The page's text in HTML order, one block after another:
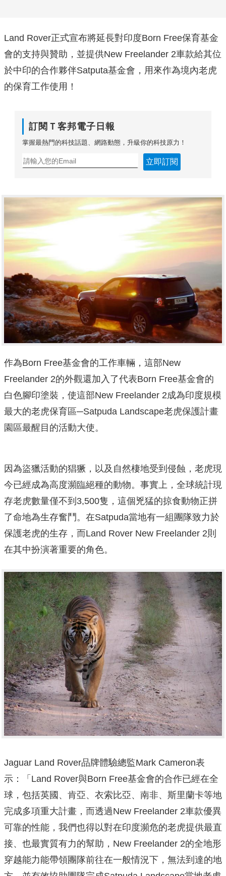
Land Rover正式宣布將延長對印度Born Free保育基金
會的支持與贊助，並提供New Freelander 2車款給其位
於中印的合作夥伴Satputa基金會，用來作為境內老虎
的保育工作使用！
訂閱Ｔ客邦電子日報
掌握最熱門的科技話題、網路動態，升級你的科技原力！
立即訂閱
作為Born Free基金會的工作車輛，這部New
Freelander 2的外觀還加入了代表Born Free基金會的
白色腳印塗裝，使這部New Freelander 2成為印度規模
最大的老虎保育區─Satpuda Landscape老虎保護計畫
園區最醒目的活動大使。
因為盜獵活動的猖獗，以及自然棲地受到侵蝕，老虎現
今已經成為高度瀕臨絕種的動物。事實上，全球統計現
存老虎數量僅不到3,500隻，這個兇猛的掠食動物正拼
了命地為生存奮鬥。在Satpuda當地有一組團隊致力於
保護老虎的生存，而Land Rover New Freelander 2則
在其中扮演著重要的角色。
Jaguar Land Rover品牌體驗總監Mark Cameron表
示：「Land Rover與Born Free基金會的合作已經在全
球，包括英國、肯亞、衣索比亞、南非、斯里蘭卡等地
完成多項重大計畫，而透過New Freelander 2車款優異
可靠的性能，我們也得以對在印度瀕危的老虎提供最直
接、也最實質有力的幫助，New Freelander 2的全地形
穿越能力能帶領團隊前往在一般情況下，無法到達的地